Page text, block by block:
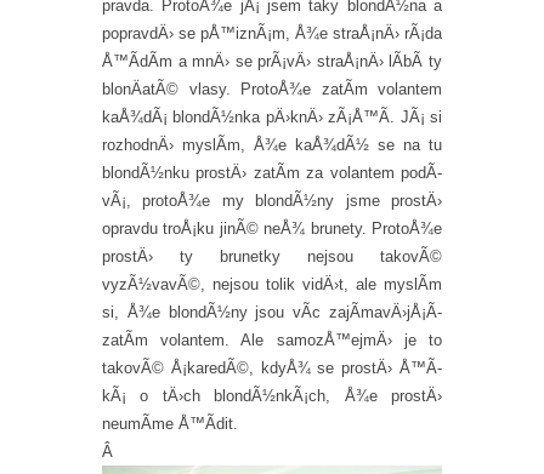
pravda. ProtoÅ¾e jÃ¡ jsem taky blondÃ½na a
popravdÄ› se pÅ™iznÃ¡m, Å¾e straÅ¡nÄ› rÃ¡da
Å™Ã­dÃ­m a mnÄ› se prÃ¡vÄ› straÅ¡nÄ› lÃ­bÃ­ ty
blonÄatÃ© vlasy. ProtoÅ¾e zatÃ­m volantem
kaÅ¾dÃ¡ blondÃ½nka pÄ›knÄ› zÃ¡Å™Ã­. JÃ¡ si
rozhodnÄ› myslÃ­m, Å¾e kaÅ¾dÃ½ se na tu
blondÃ½nku prostÄ› zatÃ­m za volantem podÃ­
vÃ¡, protoÅ¾e my blondÃ½ny jsme prostÄ›
opravdu troÅ¡ku jinÃ© neÅ¾ brunety. ProtoÅ¾e
prostÄ› ty brunetky nejsou takovÃ©
vyzÃ½vavÃ©, nejsou tolik vidÄ›t, ale myslÃ­m
si, Å¾e blondÃ½ny jsou vÃ­c zajÃ­mavÄ›jÅ¡Ã­
zatÃ­m volantem. Ale samozÅ™ejmÄ› je to
takovÃ© Å¡karedÃ©, kdyÅ¾ se prostÄ› Å™Ã­
kÃ¡ o tÄ›ch blondÃ½nkÃ¡ch, Å¾e prostÄ›
neumÃ­me Å™Ã­dit.
Â